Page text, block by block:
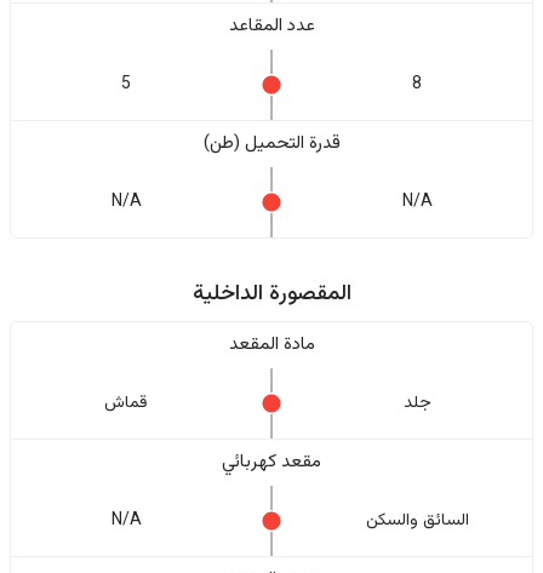
عدد المقاعد
8
5
قدرة التحميل (طن)
N/A
N/A
المقصورة الداخلية
مادة المقعد
جلد قماش
مقعد كهربائي
السائق والسکن N/A